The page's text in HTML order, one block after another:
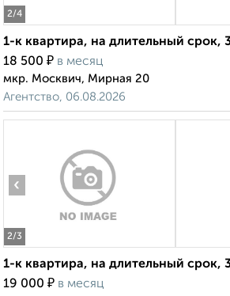
2/4
1-к квартира, на длительный срок,
18 500 ₽ в месяц
мкр. Москвич, Мирная 20
Агентство, 06.08.2026
2/3
‹
1-к квартира, на длительный срок,
19 000 ₽ в месяц